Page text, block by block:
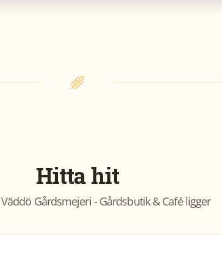
Hitta hit
Väddö Gårdsmejeri - Gårdsbutik & Caféligger